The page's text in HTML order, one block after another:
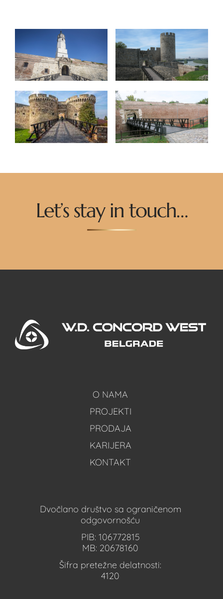
Let’s stay in touch…
O NAMA
PROJEKTI
PRODAJA
KARIJERA
KONTAKT
Dvočlano društvo sa ograničenom
odgovornošću
PIB: 106772815
MB: 20678160
Šifra pretežne delatnosti:
4120